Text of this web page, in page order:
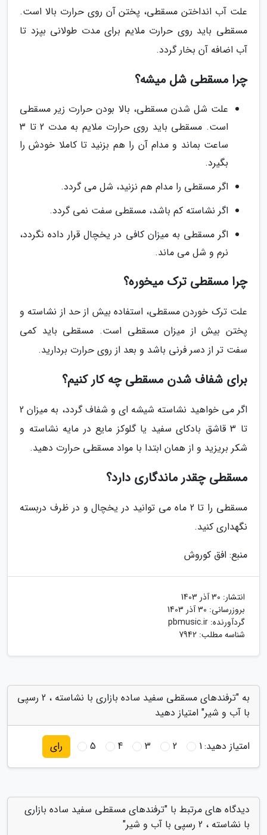
علت آب انداختن مسقطی، پختن آن روی حرارت بالا است.
مسقطی باید روی حرارت ملایم برای مدت طولانی بپزد تا
آب اضافه آن بخار گردد.
چرا مسقطی شل میشه؟
علت شل شدن مسقطی، بالا بودن حرارت زیر مسقطی
است. مسقطی باید روی حرارت ملایم به مدت 2 تا 3
ساعت بماند و مدام آن را هم بزنید تا کاملا خودش را
بگیرد.
اگر مسقطی را مدام هم نزنید، شل می گردد.
اگر نشاسته کم باشد، مسقطی سفت نمی گردد.
اگر مسقطی به میزان کافی در یخچال قرار داده نگردد،
نرم و شل می ماند.
چرا مسقطی ترک میخوره؟
علت ترک خوردن مسقطی، استفاده بیش از حد از نشاسته و
پختن بیش از میزان مسقطی است. مسقطی باید کمی
سفت تر از دسر فرنی باشد و بعد از روی حرارت بردارید.
برای شفاف شدن مسقطی چه کار کنیم؟
اگر می خواهید نشاسته شیشه ای و شفاف گردد، به میزان 2
تا 3 قاشق بادکای سفید یا گلوکز مایع در مایه نشاسته و
شکر بریزید و از همان ابتدا با مواد مسقطی حرارت دهید.
مسقطی چقدر ماندگاری دارد؟
مسقطی را تا 2 ماه می توانید در یخچال و در ظرف دربسته
نگهداری کنید.
منبع: افق کوروش
انتشار: 30 آذر 1403
بروزرسانی: 30 آذر 1403
گردآورنده: pbmusic.ir
شناسه مطلب: 7942
به "ترفندهای مسقطی سفید ساده بازاری با نشاسته ، 2 رسپی
با آب و شیر" امتیاز دهید
امتیاز دهید:1
2
3
4
5 رای
دیدگاه های مرتبط با "ترفندهای مسقطی سفید ساده بازاری
با نشاسته ، 2 رسپی با آب و شیر"